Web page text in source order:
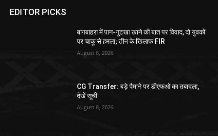
EDITOR PICKS
बागबाहरा में पान-गुटखा खाने की बात पर विवाद, दो युवकों
पर चाकू से हमला; तीन के खिलाफ FIR
August 8, 2026
CG Transfer: बड़े पैमाने पर डीएफओ का तबादला,
देखें सूची
August 8, 2026